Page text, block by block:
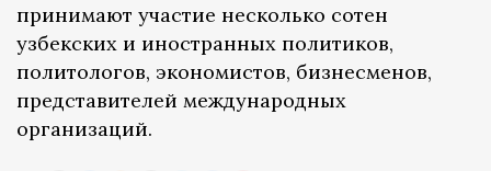
принимают участие несколько сотен
узбекских и иностранных политиков,
политологов, экономистов, бизнесменов,
представителей международных
организаций.